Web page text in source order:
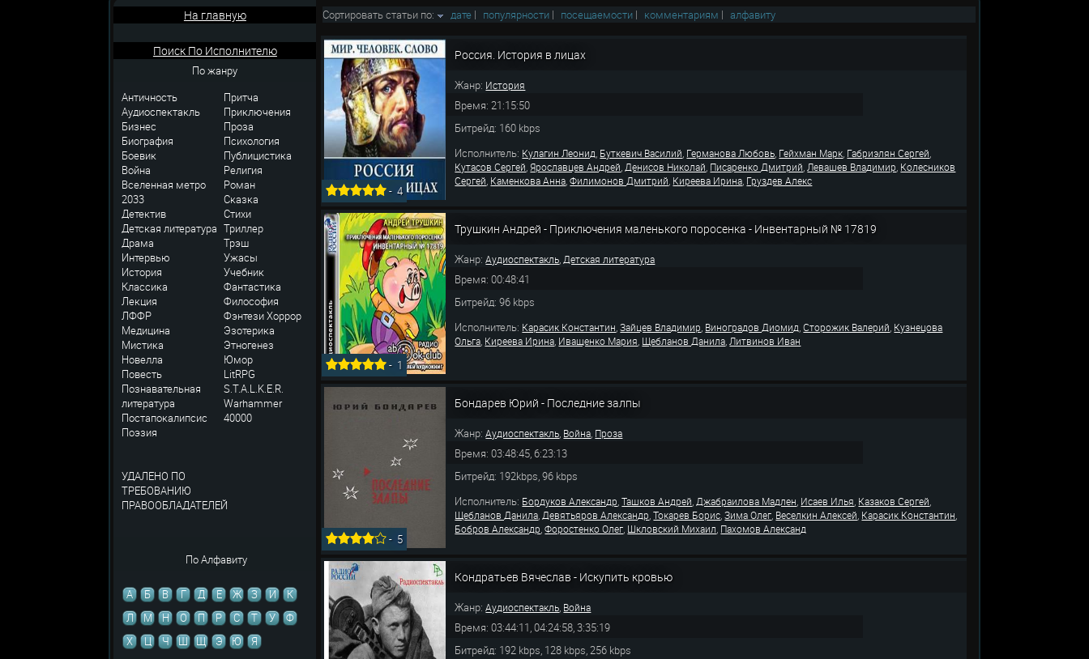
На главную
Поиск По Исполнителю
По жанру
Античность
Аудиоспектакль
Бизнес
Биография
Боевик
Война
Вселенная метро
2033
Детектив
Детская литература
Драма
Интервью
История
Классика
Лекция
ЛФФР
Медицина
Мистика
Новелла
Повесть
Познавательная
литература
Постапокалипсис
Поэзия
УДАЛЕНО ПО
ТРЕБОВАНИЮ
ПРАВООБЛАДАТЕЛЕЙ
Притча
Приключения
Проза
Психология
Публицистика
Религия
Роман
Сказка
Стихи
Триллер
Трэш
Ужасы
Учебник
Фантастика
Философия
ФэнтезиХоррор
Эзотерика
Этногенез
Юмор
LitRPG
S.T.A.L.K.E.R.
Warhammer
40000
По Алфавиту
А Б В Г Д Е Ж З И
К
Л
М Н О П Р С Т У
Ф
Х
Ц Ч Ш Щ Э Ю Я
Сортировать статьи по: дате | популярности | посещаемости | комментариям | алфавиту
-4
Россия. История в лицах
Жанр: История
Время: 21:15:50
Битрейд: 160 kbps
Исполнитель: Кулагин Леонид, Буткевич Василий, Германова Любовь, Гейхман Марк, Габриэлян Сергей,
Кутасов Сергей,Ярославцев Андрей,Денисов Николай, Писаренко Дмитрий,Левашев Владимир, Колесников
Сергей, Каменкова Анна,Филимонов Дмитрий, Киреева Ирина, Груздев Алекс
- 1
Трушкин Андрей - Приключения маленького поpосенка - Инвентаpный № 17819
Жанр:Аудиоспектакль,Детская литература
Время: 00:48:41
Битрейд: 96 kbps
Исполнитель: Карасик Константин,Зайцев Владимир, Виноградов Диомид,Сторожик Валерий, Кузнецова
Ольга, Киреева Ирина, Иващенко Мария, Щебланов Данила,Литвинов Иван
- 5
Бондарев Юрий - Последние залпы
Жанр:Аудиоспектакль, Война, Проза
Время: 03:48:45, 6:23:13
Битрейд: 192kbps, 96 kbps
Исполнитель: Бордуков Александр,Ташков Андрей,Джабраилова Мадлен, Исаев Илья, Казаков Сергей,
Щебланов Данила,Девятьяров Александр,Токарев Борис,Зима Олег, Веселкин Алексей, Карасик Константин,
Бобров Александр,Форостенко Олег, Шкловский Михаил, Пахомов Александ
Кондратьев Вячеслав - Искупить кровью
Жанр:Аудиоспектакль, Война
Время: 03:44:11, 04:24:58, 3:35:19
Битрейд: 192 kbps, 128 kbps, 256 kbps